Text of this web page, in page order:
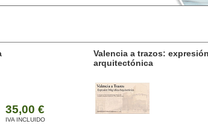
35,00 €
IVA INCLUIDO
Valencia a trazos:
arquitectónica